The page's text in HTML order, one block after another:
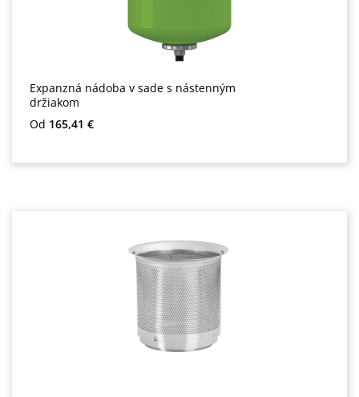
Expanzná nádoba v sade s nástenným
držiakom
Bežná cena:
Od 165,41 €